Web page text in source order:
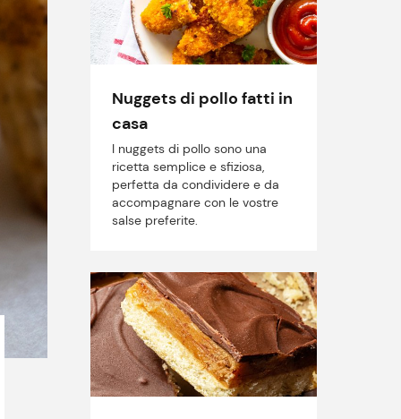
Nuggets di pollo fatti in
casa
I nuggets di pollo sono una
ricetta semplice e sfiziosa,
perfetta da condividere e da
accompagnare con le vostre
salse preferite.